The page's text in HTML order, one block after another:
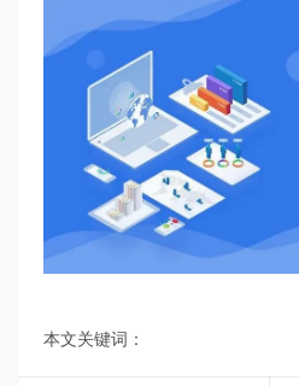
本文关键词：